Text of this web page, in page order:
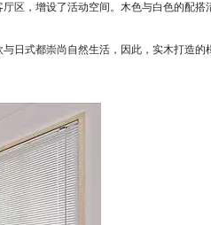
区，增设了活动空间。木色与白色的配搭
日式都崇尚自然生活，因此，实木打造的